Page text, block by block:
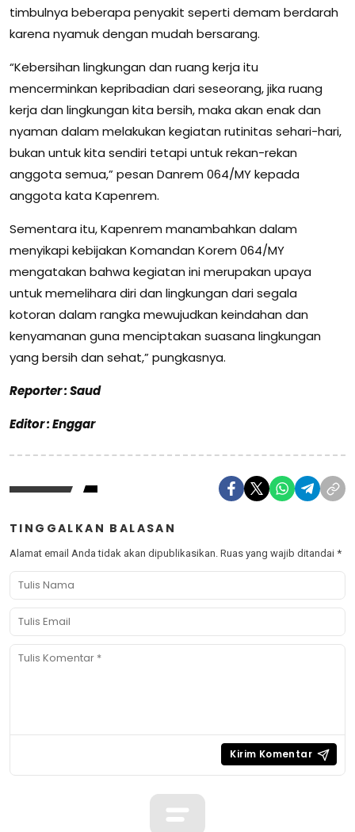
timbulnya beberapa penyakit seperti demam berdarah
karena nyamuk dengan mudah bersarang.
“Kebersihan lingkungan dan ruang kerja itu
mencerminkan kepribadian dari seseorang, jika ruang
kerja dan lingkungan kita bersih, maka akan enak dan
nyaman dalam melakukan kegiatan rutinitas sehari-hari,
bukan untuk kita sendiri tetapi untuk rekan-rekan
anggota semua,” pesan Danrem 064/MY kepada
anggota kata Kapenrem.
Sementara itu, Kapenrem manambahkan dalam
menyikapi kebijakan Komandan Korem 064/MY
mengatakan bahwa kegiatan ini merupakan upaya
untuk memelihara diri dan lingkungan dari segala
kotoran dalam rangka mewujudkan keindahan dan
kenyamanan guna menciptakan suasana lingkungan
yang bersih dan sehat,” pungkasnya.
Reporter : Saud
Editor : Enggar
TINGGALKAN BALASAN
Alamat email Anda tidak akan dipublikasikan. Ruas yang wajib ditandai *